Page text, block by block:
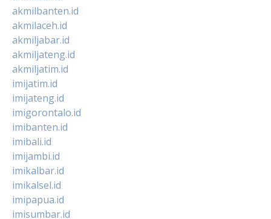
akmilbanten.id
akmilaceh.id
akmiljabar.id
akmiljateng.id
akmiljatim.id
imijatim.id
imijateng.id
imigorontalo.id
imibanten.id
imibali.id
imijambi.id
imikalbar.id
imikalsel.id
imipapua.id
imisumbar.id